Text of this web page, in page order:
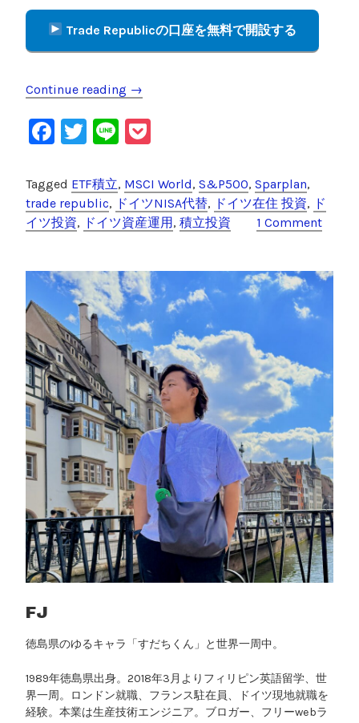
Trade Republicの口座を無料で開設する
Continue reading “
r
a
e
R
e
b
l
i
積
立
投
資
｜
ド
イ
ツ
で
E
T
F
る
イ
ド
→
F
c
e
b
o
k
T
tt
er
Li
e
c
k
et
Tagged ETF積立, MSCI World, S&P500, Sparplan,
trade republic, ドイツNISA代替, ドイツ在住 投資, ド
イツ投資, ドイツ資産運用, 積立投資 1 Comment
FJ
徳島県のゆるキャラ「すだちくん」と世界一周中。
1989年徳島県出身。2018年3月よりフィリピン英語留学、世
界一周。ロンドン就職、フランス駐在員、ドイツ現地就職を
経験。本業は生産技術エンジニア。ブロガー、フリーwebラ